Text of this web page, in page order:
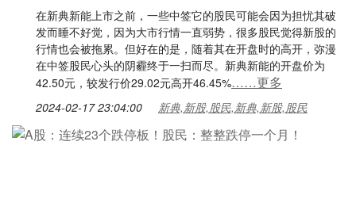
在新典新能上市之前，一些中签它的股民可能会因为担忧其破
发而睡不好觉，因为大市行情一直弱势，很多股民觉得新股的
行情也会被拖累。但好在的是，随着其在开盘时的高开，弥漫
在中签股民心头的阴霾终于一扫而尽。新典新能的开盘价为
42.50元，较发行价29.02元高开46.45%……更多
2024-02-17 23:04:00 新典,新股,股民,新典,新股,股民